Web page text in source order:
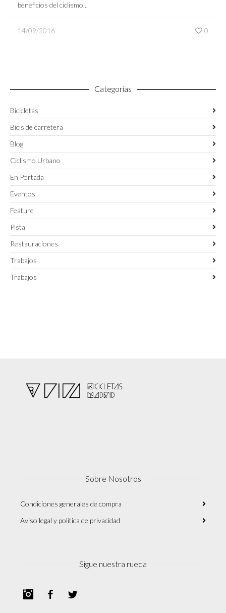
beneficios del ciclismo...
14/09/2016 0
Categorías
Bicicletas
Bicis de carretera
Blog
Ciclismo Urbano
En Portada
Eventos
Feature
Pista
Restauraciones
Trabajos
Trabajos
Sobre Nosotros
Condiciones generales de compra
Aviso legal y política de privacidad
Sigue nuestra rueda
InstagramFacebook